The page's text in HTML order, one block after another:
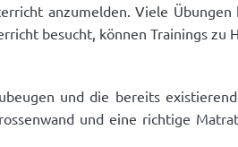
anzumelden. Viele
besucht, können Trainings zu
und die bereits
und eine richtige